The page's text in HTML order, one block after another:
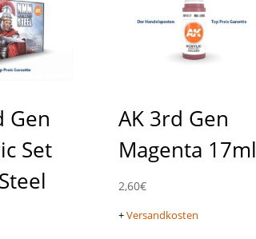
Gen
Set
AK 3rd Gen
Magenta 17ml
2,60€
+Versandkosten